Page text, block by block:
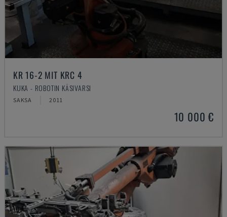
KR 16-2 MIT KRC 4
KUKA - ROBOTIN KÄSIVARSI
SAKSA 2011
10 000 €